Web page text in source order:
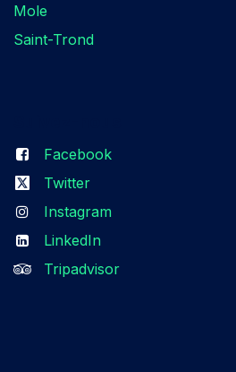
Mole
Saint-Trond
Facebook
Twitter
Instagram
LinkedIn
Tripadvisor